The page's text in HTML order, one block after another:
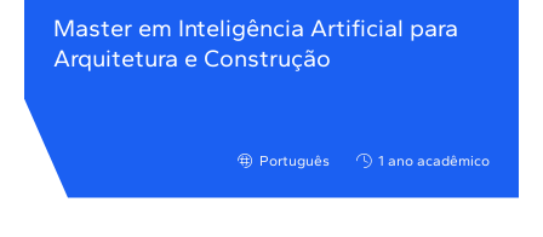
Master em Inteligência Artificial para
Arquitetura e Construção
Português 1 ano acadêmico